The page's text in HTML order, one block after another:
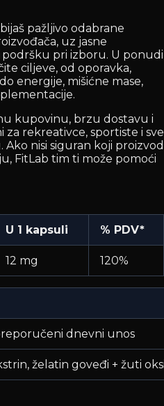
pažljivo odabrane
uz jasne
pri izboru. U ponudi
ciljeve, od oporavka,
energije, mišićne mase,
kupovinu, brzu dostavu i
za rekreativce, sportiste i sve
nisi siguran koji proizvod
FitLab tim ti može pomoći
U 1 kapsuli % PDV*
12 mg 120%
dnevni unos
želatin goveđi + žuti